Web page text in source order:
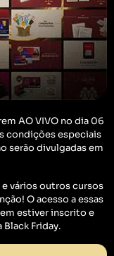
AO VIVO no dia 06
condições especiais
serão divulgadas em
e vários outros cursos
O acesso a essas
estiver inscrito e
Friday.